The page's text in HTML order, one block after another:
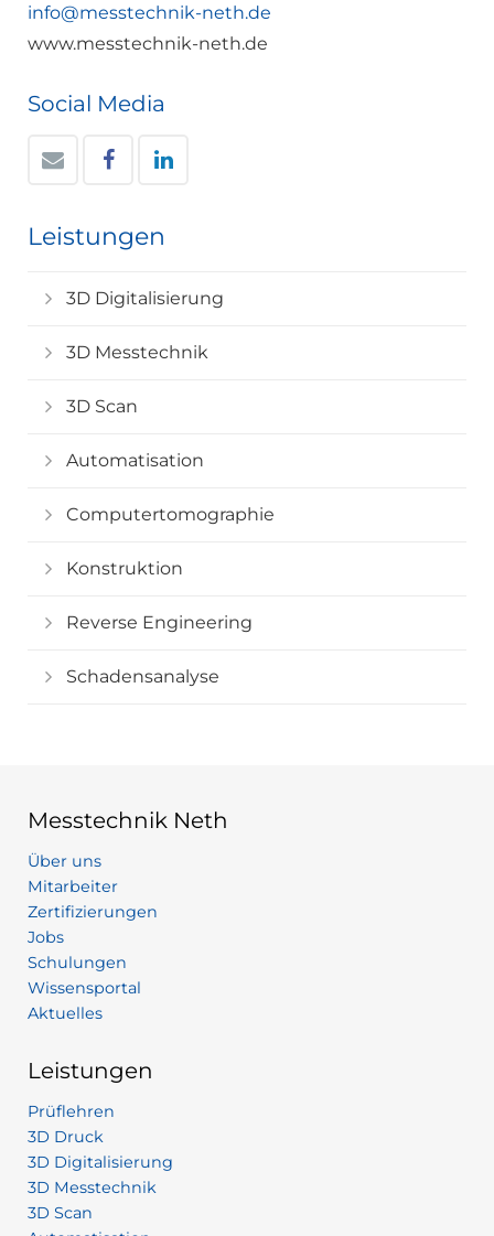
info@messtechnik-neth.de
www.messtechnik-neth.de
Social Media
Leistungen
3D Digitalisierung
3D Messtechnik
3D Scan
Automatisation
Computertomographie
Konstruktion
Reverse Engineering
Schadensanalyse
Messtechnik Neth
Über uns
Mitarbeiter
Zertifizierungen
Jobs
Schulungen
Wissensportal
Aktuelles
Leistungen
Prüflehren
3D Druck
3D Digitalisierung
3D Messtechnik
3D Scan